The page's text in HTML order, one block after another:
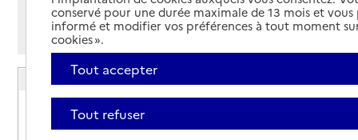
Afficher les résultats par:
Mode liste
Résidence autonomie Jean Bart et Suffren
Adresse
55 quai Berigny
76400-Fécamp
conservé pour une durée maximale de 13 mois et
informé et modifier vos préférences à tout moment
cookies ».
Tout accepter
Tout refuser